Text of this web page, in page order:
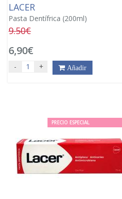
LACER
Pasta Dentífrica (200ml)
9.50€
6,90€
- + Añadir
PRECIO ESPECIAL